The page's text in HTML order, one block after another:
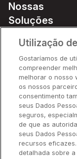
Nossas
Soluções
Parceiros
Hardware
Ajuda Rápida
Recursos
Empresa
Utilização
Gostaríamos de
compreender
melhorar o nosso
os nossos
consentimento
seus Dados
seguros,
de que as
seus Dados
recursos
detalhada sobre